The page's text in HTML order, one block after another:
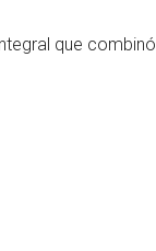
que combinó